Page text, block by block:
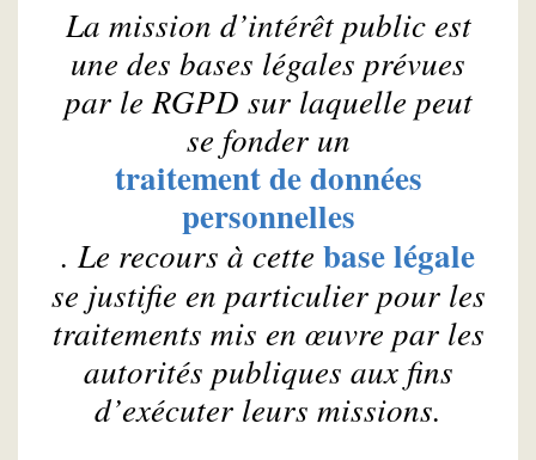
La mission d’intérêt public est
une des bases légales prévues
par le RGPD sur laquelle peut
se fonder un
traitement de données
personnelles
. Le recours à cette base légale
se justifie en particulier pour les
traitements mis en œuvre par les
autorités publiques aux fins
d’exécuter leurs missions.